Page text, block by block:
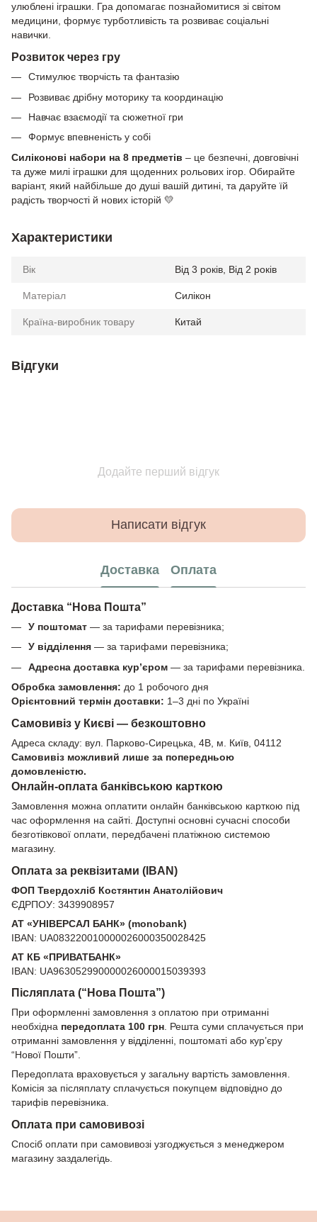
улюблені іграшки. Гра допомагає познайомитися зі світом
медицини, формує турботливість та розвиває соціальні
навички.
Розвиток через гру
Стимулює творчість та фантазію
Розвиває дрібну моторику та координацію
Навчає взаємодії та сюжетної гри
Формує впевненість у собі
Силіконові набори на 8 предметів – це безпечні, довговічні
та дуже милі іграшки для щоденних рольових ігор. Обирайте
варіант, який найбільше до душі вашій дитині, та даруйте їй
радість творчості й нових історій 💛
Характеристики
Вік Від 3 років, Від 2 років
Матеріал Силікон
Країна-виробник товару Китай
Відгуки
Додайте перший відгук
Написати відгук
Доставка Оплата
Доставка “Нова Пошта”
У поштомат — за тарифами перевізника;
У відділення — за тарифами перевізника;
Адресна доставка кур’єром — за тарифами перевізника.
Обробка замовлення: до 1 робочого дня
Орієнтовний термін доставки: 1–3 дні по Україні
Самовивіз у Києві — безкоштовно
Адреса складу: вул. Парково-Сирецька, 4В, м. Київ, 04112
Самовивіз можливий лише за попередньою
домовленістю.
Онлайн-оплата банківською карткою
Замовлення можна оплатити онлайн банківською карткою під
час оформлення на сайті. Доступні основні сучасні способи
безготівкової оплати, передбачені платіжною системою
магазину.
Оплата за реквізитами (IBAN)
ФОП Твердохліб Костянтин Анатолійович
ЄДРПОУ: 3439908957
АТ «УНІВЕРСАЛ БАНК» (monobank)
IBAN: UA083220010000026000350028425
АТ КБ «ПРИВАТБАНК»
IBAN: UA963052990000026000015039393
Післяплата (“Нова Пошта”)
При оформленні замовлення з оплатою при отриманні
необхідна передоплата 100 грн. Решта суми сплачується при
отриманні замовлення у відділенні, поштоматі або кур’єру
“Нової Пошти”.
Передоплата враховується у загальну вартість замовлення.
Комісія за післяплату сплачується покупцем відповідно до
тарифів перевізника.
Оплата при самовивозі
Спосіб оплати при самовивозі узгоджується з менеджером
магазину заздалегідь.